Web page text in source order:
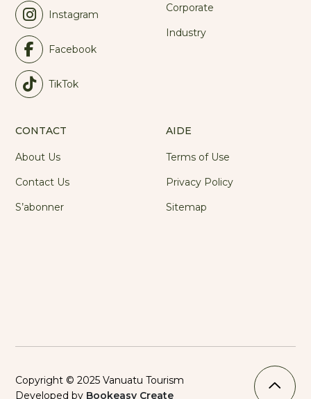
Instagram
Facebook
TikTok
Corporate
Industry
CONTACT
About Us
Contact Us
S’abonner
AIDE
Terms of Use
Privacy Policy
Sitemap
Copyright © 2025 Vanuatu Tourism
Developed by Bookeasy Create